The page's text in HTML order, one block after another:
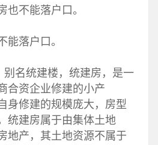
也不能落户口。
能落户口。
名统建楼，统建房，是一
合资企业修建的小产
身修建的规模庞大，房型
统建房属于由集体土地
地产，其土地资源不属于